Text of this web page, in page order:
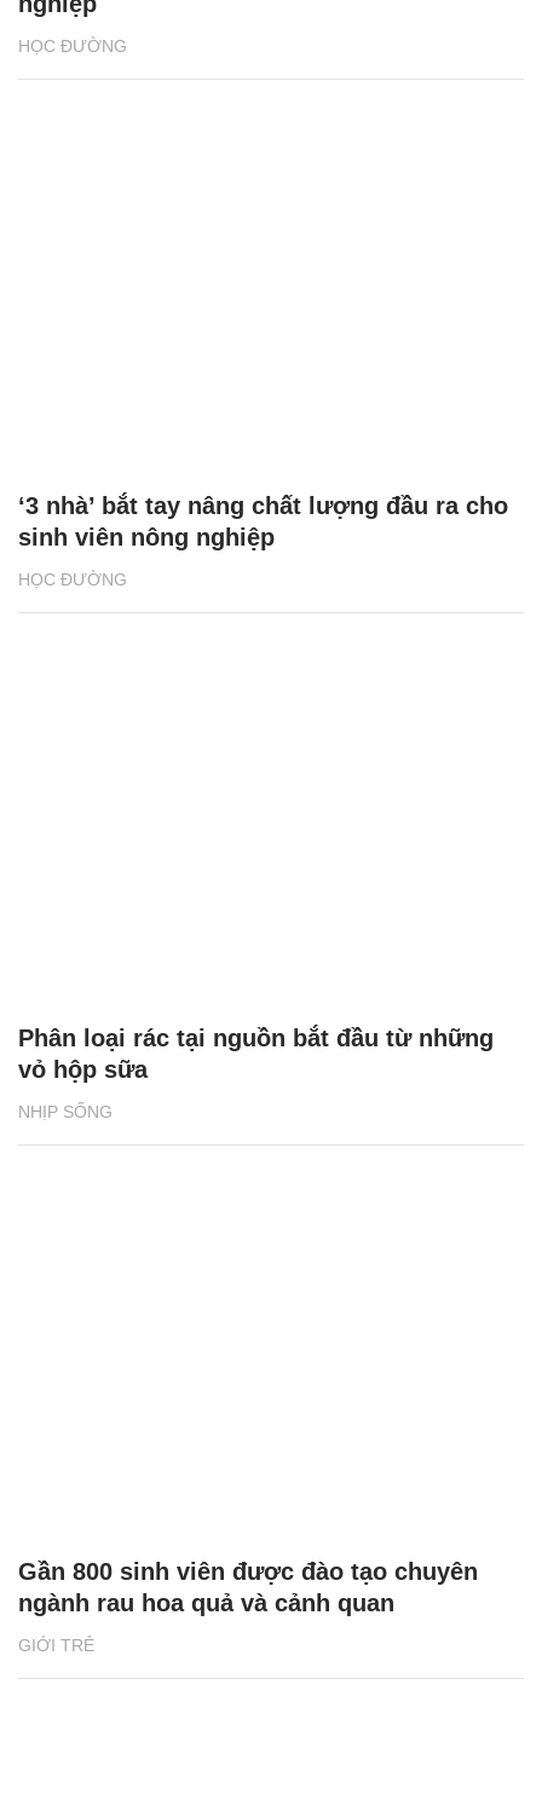
HỌC ĐƯỜNG
HỌC ĐƯỜNG
‘3 nhà’ bắt tay nâng chất lượng đầu ra cho
sinh viên nông nghiệp
NHỊP SỐNG
Phân loại rác tại nguồn bắt đầu từ những
vỏ hộp sữa
GIỚI TRẺ
Gần 800 sinh viên được đào tạo chuyên
ngành rau hoa quả và cảnh quan